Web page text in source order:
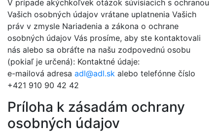
V prípade akýchkoľvek otázok súvisiacich s ochranou
Vašich osobných údajov vrátane uplatnenia Vašich
práv v zmysle Nariadenia a zákona o ochrane
osobných údajov Vás prosíme, aby ste kontaktovali
nás alebo sa obráťte na našu zodpovednú osobu
(pokiaľ je určená): Kontaktné údaje:
e-mailová adresa adl@adl.sk alebo telefónne číslo
+421 910 90 42 42
Príloha k zásadám ochrany
osobných údajov